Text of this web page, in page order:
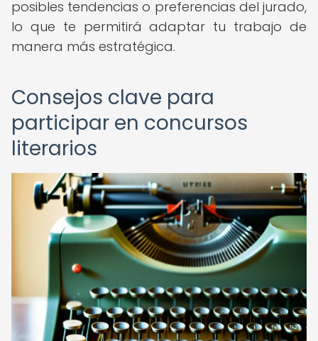
posibles tendencias o preferencias del jurado,
lo que te permitirá adaptar tu trabajo de
manera más estratégica.
Consejos clave para
participar en concursos
literarios